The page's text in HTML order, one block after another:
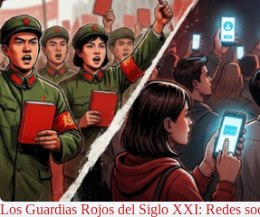
Los Guardias Rojos del Siglo XXI: Redes